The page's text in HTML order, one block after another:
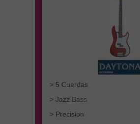
> 5 Cuerdas
> Jazz Bass
> Precision